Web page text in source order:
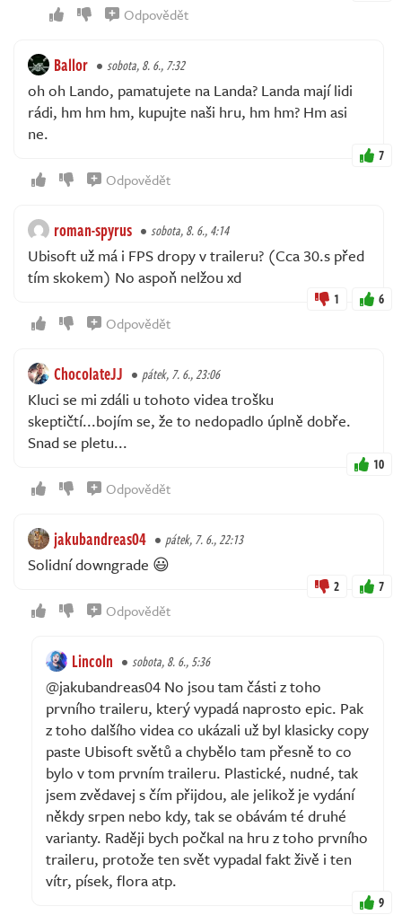
Odpovědět
Ballor sobota, 8. 6., 7:32
oh oh Lando, pamatujete na Landa? Landa mají lidi
rádi, hm hm hm, kupujte naši hru, hm hm? Hm asi
ne.
7
Odpovědět
roman-spyrus sobota, 8. 6., 4:14
Ubisoft už má i FPS dropy v traileru? (Cca 30.s před
tím skokem) No aspoň nelžou xd
1 6
Odpovědět
ChocolateJJ pátek, 7. 6., 23:06
Kluci se mi zdáli u tohoto videa trošku
skeptičtí...bojím se, že to nedopadlo úplně dobře.
Snad se pletu...
10
Odpovědět
jakubandreas04 pátek, 7. 6., 22:13
Solidní downgrade 😃
2 7
Odpovědět
Lincoln sobota, 8. 6., 5:36
@jakubandreas04 No jsou tam části z toho
prvního traileru, který vypadá naprosto epic. Pak
z toho dalšího videa co ukázali už byl klasicky copy
paste Ubisoft světů a chybělo tam přesně to co
bylo v tom prvním traileru. Plastické, nudné, tak
jsem zvědavej s čím přijdou, ale jelikož je vydání
někdy srpen nebo kdy, tak se obávám té druhé
varianty. Raději bych počkal na hru z toho prvního
traileru, protože ten svět vypadal fakt živě i ten
vítr, písek, flora atp.
9